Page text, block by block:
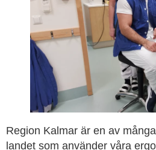
Region Kalmar är en av
landet som använder våra